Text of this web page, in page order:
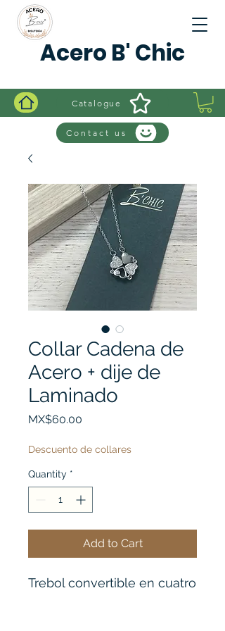
Acero B' Chic
Catalogue
Contact us
Collar Cadena de
Acero + dije de
Laminado
MX$60.00
Descuento de collares
Quantity *
Add to Cart
Trebol convertible en cuatro